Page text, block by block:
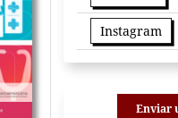
Instagram
Enviar